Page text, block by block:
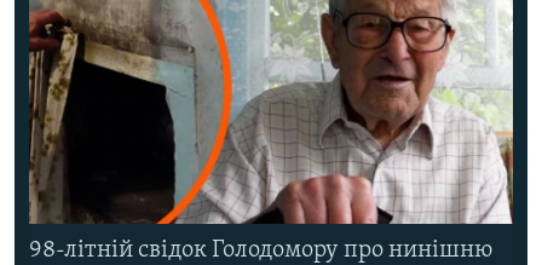
98-літній свідок Голодомору про нинішню